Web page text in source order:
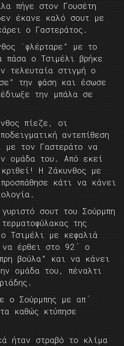
πήγε στον Γουσέτη
έκανε καλό σουτ με
ο Γαστεράτος.
¨φλέρταρε” με το
ο Τσιμέλι βρήκε
τελευταία στιγμή ο
την φάση και έσωσε
την μπάλα σε
πίεζε, οι
αντεπίθεση
με τον Γαστεράτο να
ομάδα του. Από εκεί
Η Ζάκυνθος με
κάτι να κάνει
σουτ του Σούρμπη
της
Τσιμέλι με κεφαλιά
έρθει στο 92΄ ο
βούλα” και να κάνει
ομάδα του, πέναλτι
ο Σούρμπης με απ΄
καθώς κτύπησε
ήταν στραβό το κλίμα